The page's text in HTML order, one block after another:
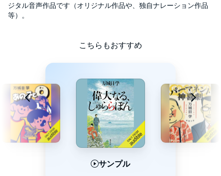
ジタル音声作品です（オリジナル作品や、独自ナレーション作品
等）。
こちらもおすすめ
サンプル